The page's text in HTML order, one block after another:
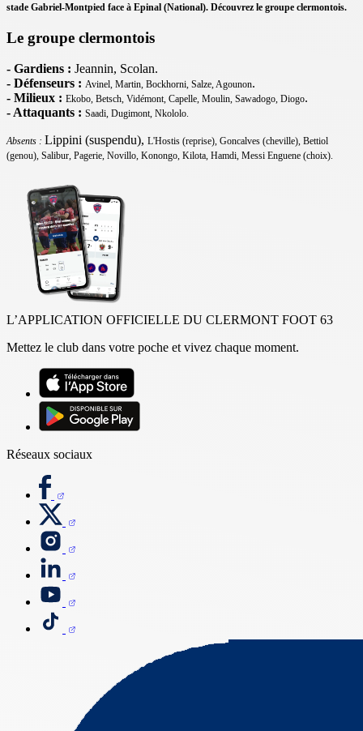
stade Gabriel-Montpied face à Epinal (National). Découvrez le groupe clermontois.
Le groupe clermontois
- Gardiens : Jeannin, Scolan.
- Défenseurs : Avinel, Martin, Bockhorni, Salze, Agounon.
- Milieux : Ekobo, Betsch, Vidémont, Capelle, Moulin, Sawadogo, Diogo.
- Attaquants : Saadi, Dugimont, Nkololo.
Absents : Lippini (suspendu), L'Hostis (reprise), Goncalves (cheville), Bettiol
(genou), Salibur, Pagerie, Novillo, Konongo, Kilota, Hamdi, Messi Enguene (choix).
L’APPLICATION OFFICIELLE DU CLERMONT FOOT 63
Mettez le club dans votre poche et vivez chaque moment.
Réseaux sociaux